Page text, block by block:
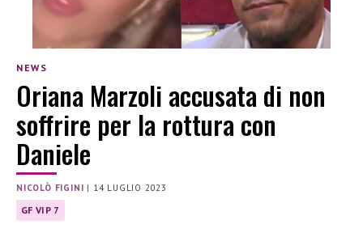
NEWS
Oriana Marzoli accusata di non
soffrire per la rottura con
Daniele
NICOLÒ FIGINI | 14 LUGLIO 2023
GF VIP 7